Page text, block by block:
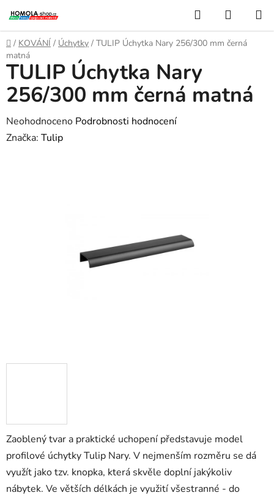
na
obsah
Hledat
KOŠÍK
Domů
/ KOVÁNÍ / Úchytky / TULIP Úchytka Nary 256/300 mm černá
matná
Zaoblený tvar a praktické uchopení představuje model
profilové úchytky Tulip Nary. V nejmenším rozměru se dá
využít jako tzv. knopka, která skvěle doplní jakýkoliv
nábytek. Ve větších délkách je využití všestranné - do
TULIP Úchytka Nary
256/300 mm černá matná
Průměrné
hodnocení
Neohodnoceno Podrobnosti hodnocení
Značka: Tulip